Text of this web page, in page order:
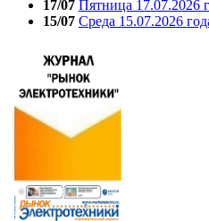
17/07 Пятница 17.07.2026
15/07 Среда 15.07.2026